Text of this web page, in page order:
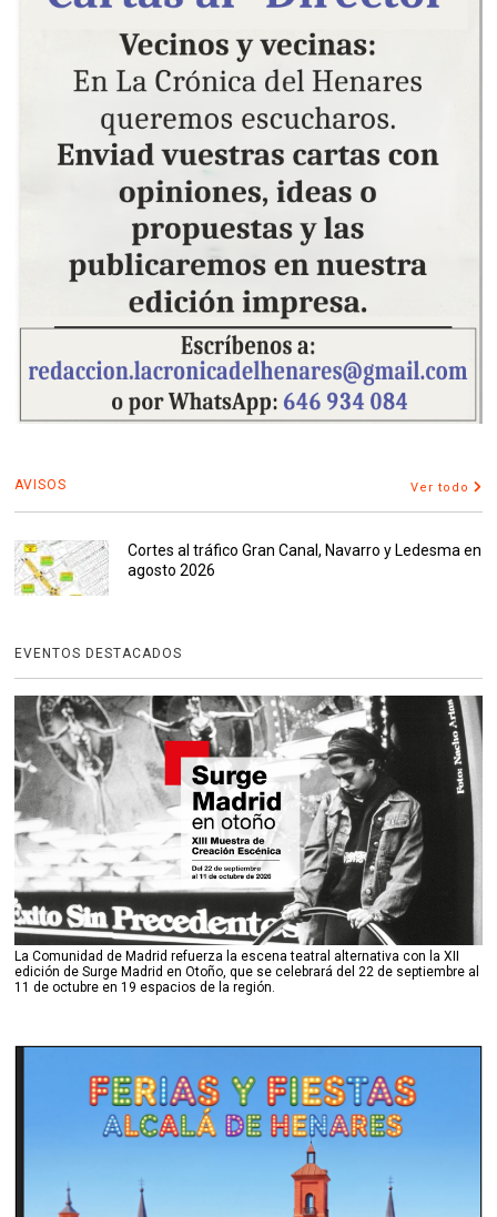
AVISOS Ver todo
Cortes al tráfico Gran Canal, Navarro y Ledesma en
agosto 2026
EVENTOS DESTACADOS
La Comunidad de Madrid refuerza la escena teatral alternativa con la XII
edición de Surge Madrid en Otoño, que se celebrará del 22 de septiembre al
11 de octubre en 19 espacios de la región.